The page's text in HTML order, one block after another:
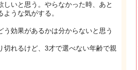
いと思う。やらなかった時、あと
うな気がする。
効果があるかは分からないと思う
切れるけど、3才で選べない年齢で親